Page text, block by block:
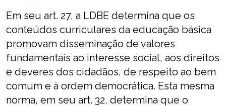
Em seu art. 27, a LDBE determina que os
conteúdos curriculares da educação básica
promovam disseminação de valores
fundamentais ao interesse social, aos direitos
e deveres dos cidadãos, de respeito ao bem
comum e à ordem democrática. Esta mesma
norma, em seu art. 32, determina que o